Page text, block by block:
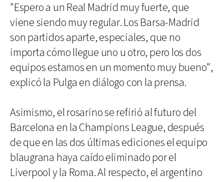
"Espero a un Real Madrid muy fuerte, que
viene siendo muy regular. Los Barsa-Madrid
son partidos aparte, especiales, que no
importa cómo llegue uno u otro, pero los dos
equipos estamos en un momento muy bueno",
explicó la Pulga en diálogo con la prensa.
Asimismo, el rosarino se refirió al futuro del
Barcelona en la Champions League, después
de que en las dos últimas ediciones el equipo
blaugrana haya caído eliminado por el
Liverpool y la Roma. Al respecto, el argentino